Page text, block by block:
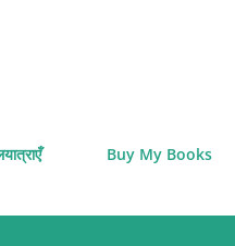
Buy My Books